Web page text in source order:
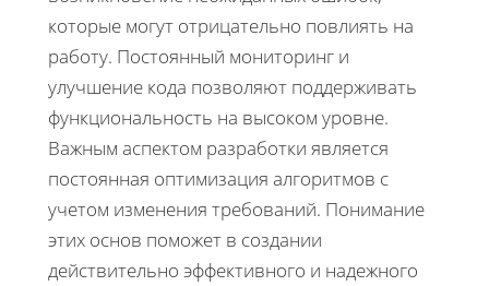
которые могут отрицательно повлиять на
работу. Постоянный мониторинг и
улучшение кода позволяют поддерживать
функциональность на высоком уровне.
Важным аспектом разработки является
постоянная оптимизация алгоритмов с
учетом изменения требований. Понимание
этих основ поможет в создании
действительно эффективного и надежного